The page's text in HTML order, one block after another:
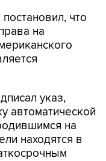
что
на
указ,
автоматической
на
находятся в